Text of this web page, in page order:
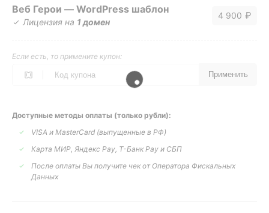
Веб Герои — WordPress шаблон
Лицензия на 1 домен
4 900 ₽
Если есть, то примените купон:
Применить
Доступные методы оплаты (только рубли):
VISA и MasterCard (выпущенные в РФ)
Карта МИР, Яндекс Pay, Т-Банк Pay и СБП
После оплаты Вы получите чек от Оператора Фискальных
Данных